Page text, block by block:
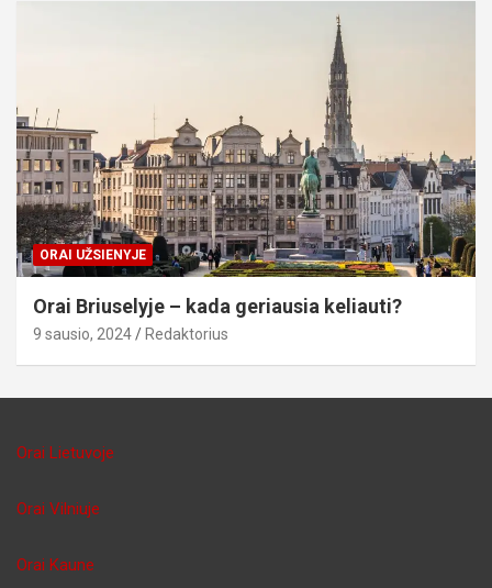
ORAI UŽSIENYJE
Orai Briuselyje – kada geriausia keliauti?
9 sausio, 2024 Redaktorius
Orai Lietuvoje
Orai Vilniuje
Orai Kaune